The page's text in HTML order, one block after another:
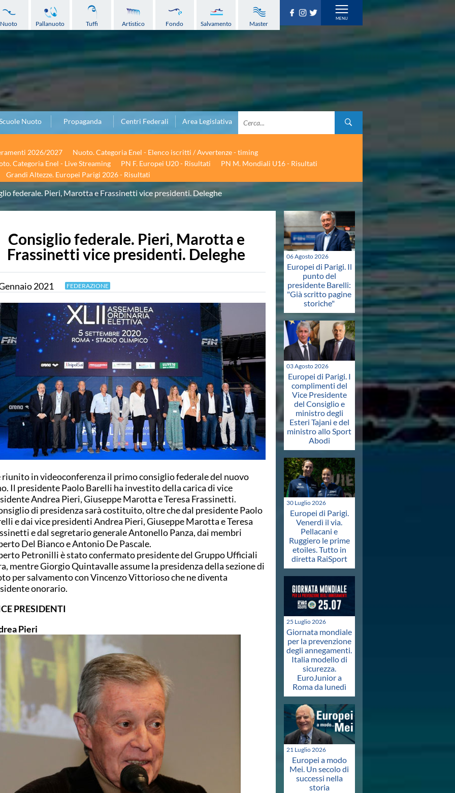
Nuoto Pallanuoto Tuffi Artistico Fondo Salvamento Master
Nuoto Propaganda Centri Federali Area Legislativa
2026/2027
Nuoto. Categoria Enel - Elenco iscritti / Avvertenze - timing
Categoria Enel - Live Streaming PN F. Europei U20 - Risultati
PN M. Mondiali U16 - Risultati
Grandi Altezze. Europei Parigi 2026 - Risultati
federale. Pieri, Marotta e Frassinetti vice presidenti. Deleghe
Consiglio federale. Pieri, Marotta e
Frassinetti vice presidenti. Deleghe
2021 FEDERAZIONE
riunito in videoconferenza il primo consiglio federale del nuovo
Il presidente Paolo Barelli ha investito della carica di vice
Andrea Pieri, Giuseppe Marotta e Teresa Frassinetti.
di presidenza sarà costituito, oltre che dal presidente Paolo
e dai vice presidenti Andrea Pieri, Giuseppe Marotta e Teresa
e dal segretario generale Antonello Panza, dai membri
Del Bianco e Antonio De Pascale.
Petronilli è stato confermato presidente del Gruppo Ufficiali
mentre Giorgio Quintavalle assume la presidenza della sezione di
per salvamento con Vincenzo Vittorioso che ne diventa
onorario.
PRESIDENTI
Pieri
06 Agosto 2026
Europei di Parigi. Il
punto del
presidente Barelli:
"Già scritto pagine
storiche"
03 Agosto 2026
Europei di Parigi. I
complimenti del
Vice Presidente
del Consiglio e
ministro degli
Esteri Tajani e del
ministro allo Sport
Abodi
30 Luglio 2026
Europei di Parigi.
Venerdì il via.
Pellacani e
Ruggiero le prime
etoiles. Tutto in
diretta RaiSport
25 Luglio 2026
Giornata mondiale
per la prevenzione
degli annegamenti.
Italia modello di
sicurezza.
EuroJunior a
Roma da lunedì
21 Luglio 2026
Europei a modo
Mei. Un secolo di
successi nella
storia